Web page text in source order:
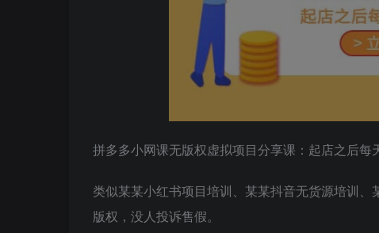
拼多多小网课无版权虚拟项目分享课：起店之后每
类似某某小红书项目培训、某某抖音无货源培训
版权，没人投诉售假。